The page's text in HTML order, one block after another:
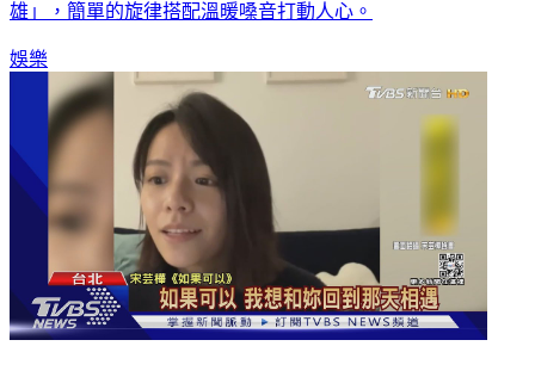
雄」，簡單的旋律搭配溫暖嗓音打動人心。
娛樂